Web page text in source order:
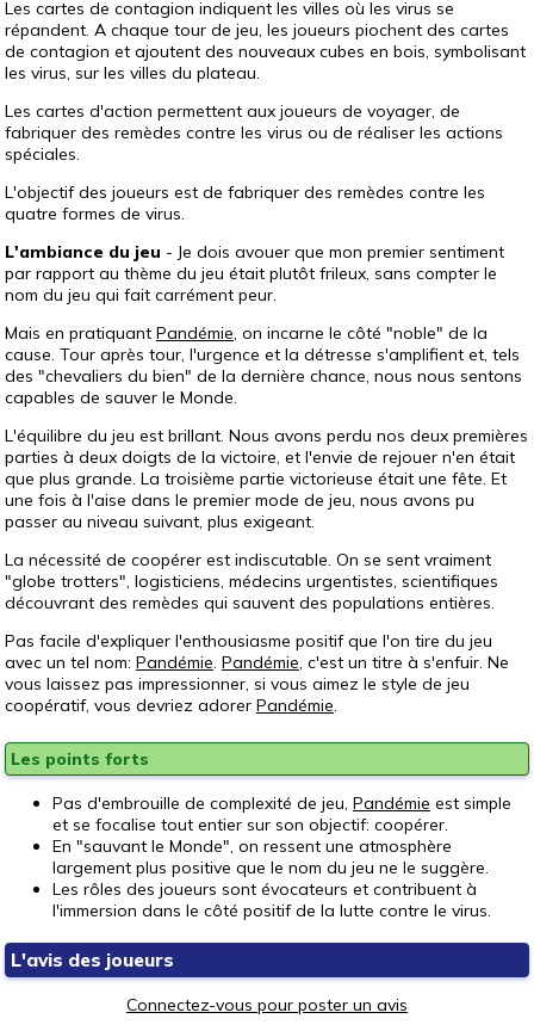
Les cartes de contagion indiquent les villes où les virus se
répandent. A chaque tour de jeu, les joueurs piochent des cartes
de contagion et ajoutent des nouveaux cubes en bois, symbolisant
les virus, sur les villes du plateau.
Les cartes d'action permettent aux joueurs de voyager, de
fabriquer des remèdes contre les virus ou de réaliser les actions
spéciales.
L'objectif des joueurs est de fabriquer des remèdes contre les
quatre formes de virus.
L'ambiance du jeu - Je dois avouer que mon premier sentiment
par rapport au thème du jeu était plutôt frileux, sans compter le
nom du jeu qui fait carrément peur.
Mais en pratiquant Pandémie, on incarne le côté "noble" de la
cause. Tour après tour, l'urgence et la détresse s'amplifient et, tels
des "chevaliers du bien" de la dernière chance, nous nous sentons
capables de sauver le Monde.
L'équilibre du jeu est brillant. Nous avons perdu nos deux premières
parties à deux doigts de la victoire, et l'envie de rejouer n'en était
que plus grande. La troisième partie victorieuse était une fête. Et
une fois à l'aise dans le premier mode de jeu, nous avons pu
passer au niveau suivant, plus exigeant.
La nécessité de coopérer est indiscutable. On se sent vraiment
"globe trotters", logisticiens, médecins urgentistes, scientifiques
découvrant des remèdes qui sauvent des populations entières.
Pas facile d'expliquer l'enthousiasme positif que l'on tire du jeu
avec un tel nom: Pandémie. Pandémie, c'est un titre à s'enfuir. Ne
vous laissez pas impressionner, si vous aimez le style de jeu
coopératif, vous devriez adorer Pandémie.
Les points forts
Pas d'embrouille de complexité de jeu, Pandémie est simple
et se focalise tout entier sur son objectif: coopérer.
En "sauvant le Monde", on ressent une atmosphère
largement plus positive que le nom du jeu ne le suggère.
Les rôles des joueurs sont évocateurs et contribuent à
l'immersion dans le côté positif de la lutte contre le virus.
L'avis des joueurs
Connectez-vous pour poster un avis